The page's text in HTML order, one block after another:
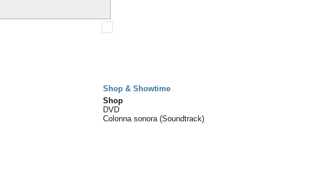
Shop & Showtime
Shop
DVD
Colonna sonora (Soundtrack)